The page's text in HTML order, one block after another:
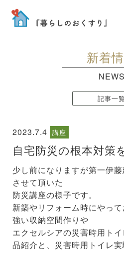
新着
NEWS
記事一覧
2023.7.4 講座
自宅防災の根本対策
少し前になりますが第一伊
させて頂いた
防災講座の様子です。
新築やリフォーム時にやっ
強い収納空間作りや
エクセルシアの災害時用ト
品紹介と、災害時用トイレ